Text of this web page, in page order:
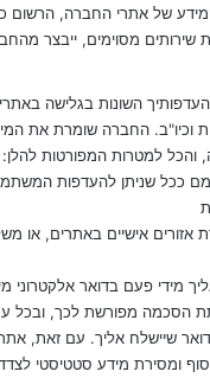
של אתרי החברה, הרשום
מסוימים, ייבצר
השונות בגלישה
וכיו"ב. החברה שומרת את
והכל למטרות המפורטות להלן:
ככל שניתן להעדפות
אישיים באתרים, או
פעם בדואר אלקטרוני
הסכמה מפורשת לכך, ובכל
שיישלח אליך. עם זאת,
ומסירת מידע סטטיסטי